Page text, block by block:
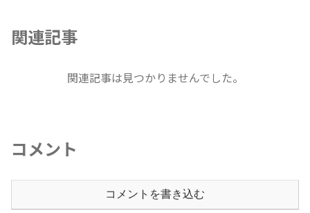
関連記事
関連記事は見つかりませんでした。
コメント
コメントを書き込む